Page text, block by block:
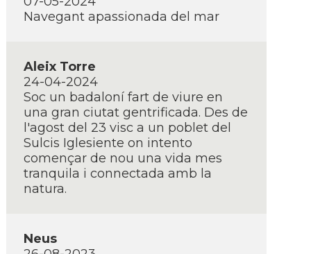
Navegant apassionada del mar
Aleix Torre
24-04-2024
Soc un badaloní­ fart de viure en
una gran ciutat gentrificada. Des de
l'agost del 23 visc a un poblet del
Sulcis Iglesiente on intento
començar de nou una vida mes
tranquila i connectada amb la
natura.
Neus